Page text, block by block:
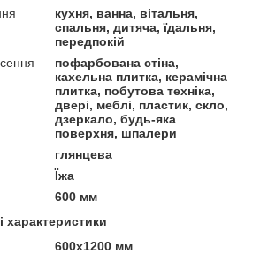
кухня, ванна, вітальня,
спальня, дитяча, їдальня,
передпокій
пофарбована стіна,
кахельна плитка, керамічна
плитка, побутова техніка,
двері, меблі, пластик, скло,
дзеркало, будь-яка
поверхня, шпалери
глянцева
Їжа
600 мм
характеристики
600х1200 мм